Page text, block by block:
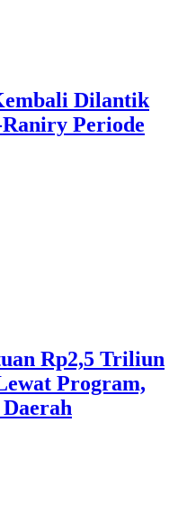
Dilantik
Periode
Rp2,5 Triliun
Program,